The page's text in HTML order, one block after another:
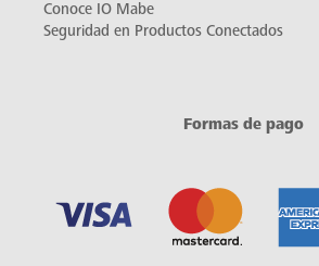
Conoce IO Mabe
Seguridad en Productos Conectados
Formas de pago